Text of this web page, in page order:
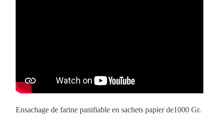
Ensachage de farine panifiable en sachets papier de1000 Gr.